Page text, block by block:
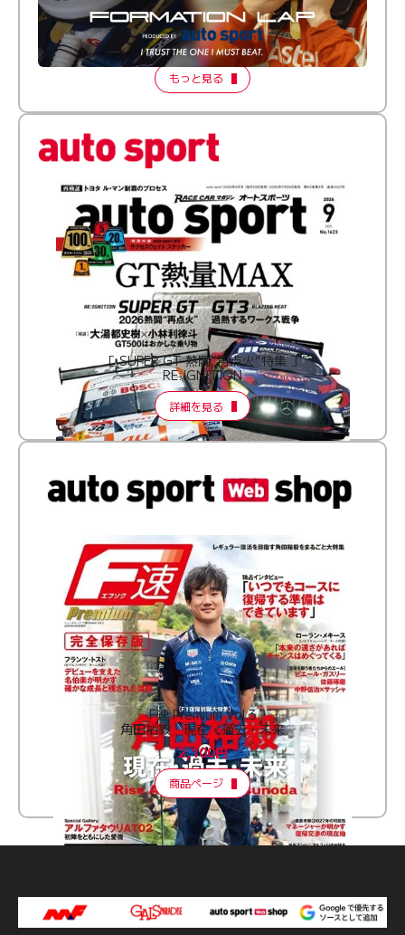
倒す相手を、信じてる。小林利徠斗 × 野村勇斗
【FORMATION LAP Produced by auto sport】
2026 Episode 2
もっと見る
［ SUPER GT 熱闘“再点火”特集 ］
RE:IGNITION
詳細を見る
F速 Premium Vol.3
角田裕毅 現在・過去・未来
2,100円
商品ページ